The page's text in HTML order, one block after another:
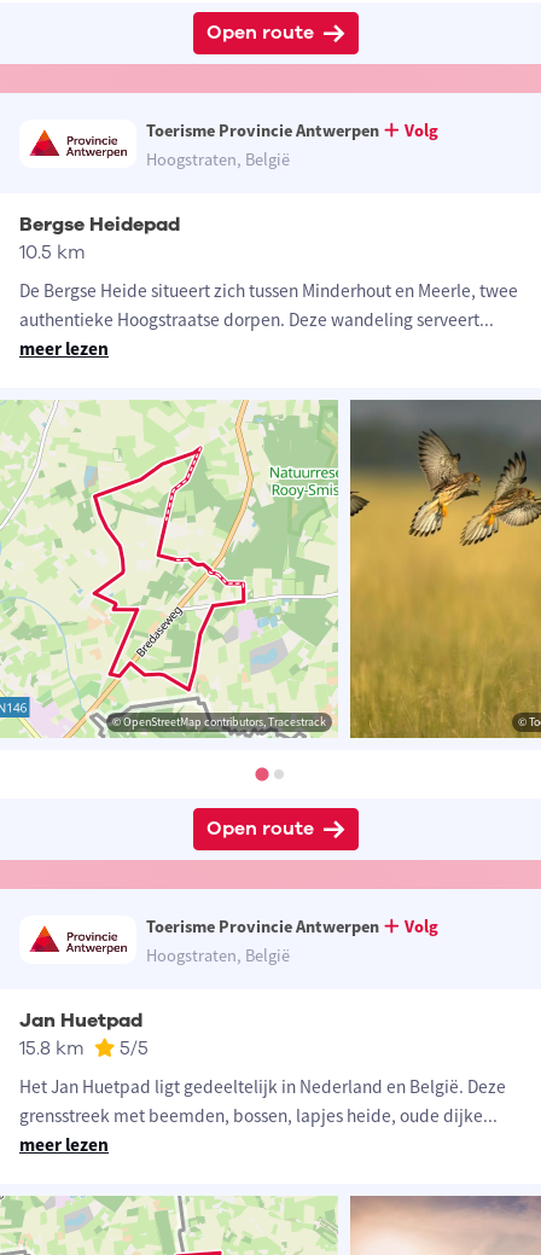
Open route
Toerisme Provincie Antwerpen
Volg
Hoogstraten, België
Bergse Heidepad
10.5 km
De Bergse Heide situeert zich tussen Minderhout en Meerle, twee
authentieke Hoogstraatse dorpen. Deze wandeling serveert...
meer lezen
© OpenStreetMap contributors, Tracestrack ©
Open route
Toerisme Provincie Antwerpen
Volg
Hoogstraten, België
Jan Huetpad
15.8 km 5/5
Het Jan Huetpad ligt gedeeltelijk in Nederland en België. Deze
grensstreek met beemden, bossen, lapjes heide, oude dijke...
meer lezen